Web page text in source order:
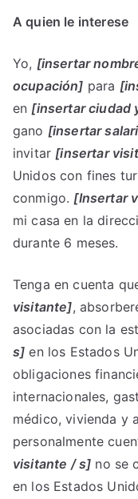
A quien le interese
Yo, [insertar
ocupación] para
en [insertar ciudad
gano [insertar
invitar [insertar
Unidos con fines
conmigo. [Insertar
mi casa en la
durante 6 meses.
Tenga en cuenta
visitante],
asociadas con la
s] en los Estados
obligaciones
internacionales,
médico, vivienda y
personalmente
visitante / s] no se
en los Estados